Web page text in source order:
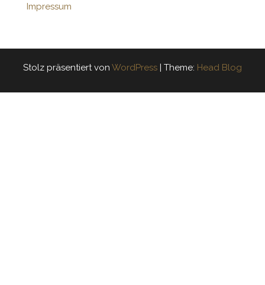
Impressum
Stolz präsentiert von WordPress | Theme: Head Blog